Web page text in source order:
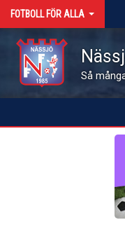
FOTBOLL FÖR ALLA
Så